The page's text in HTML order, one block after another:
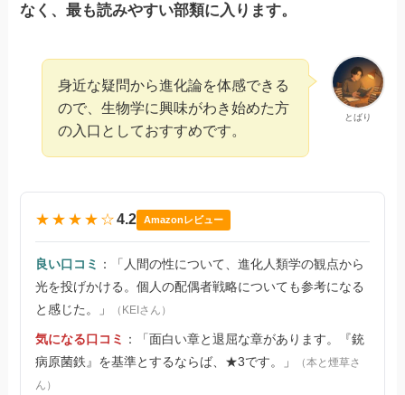
なく、最も読みやすい部類に入ります。
とばり
身近な疑問から進化論を体感できる
ので、生物学に興味がわき始めた方
の入口としておすすめです。
★★★★☆4.2 Amazonレビュー
良い口コミ ：「人間の性について、進化人類学の観点から
光を投げかける。個人の配偶者戦略についても参考になる
と感じた。」
（KEIさん）
気になる口コミ ：「面白い章と退屈な章があります。『銃
病原菌鉄』を基準とするならば、★3です。」
（本と煙草さ
ん）